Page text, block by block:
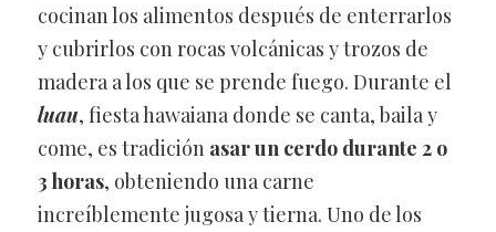
cocinan los alimentos después de enterrarlos
y cubrirlos con rocas volcánicas y trozos de
madera a los que se prende fuego. Durante el
luau, fiesta hawaiana donde se canta, baila y
come, es tradición asar un cerdo durante 2 o
3 horas, obteniendo una carne
increíblemente jugosa y tierna. Uno de los